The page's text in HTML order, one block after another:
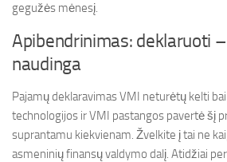
gegužės mėnesį.
Apibendrinimas: deklaruoti
naudinga
Pajamų deklaravimas VMI neturėtų kelti
technologijos ir VMI pastangos pavertė šį
suprantamu kiekvienam. Žvelkite į tai ne
asmeninių finansų valdymo dalį. Atidžiai